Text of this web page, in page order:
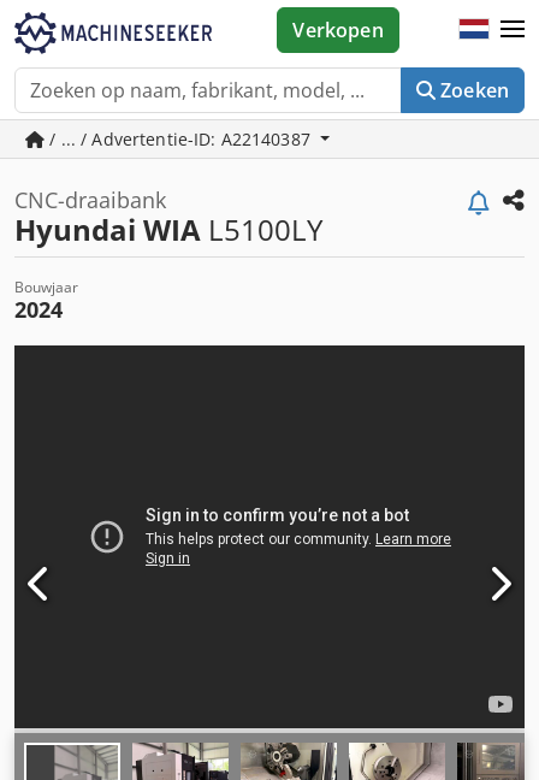
Zoeken
Verkopen
/ ... / Advertentie-ID: A22140387
CNC-draaibank
Hyundai WIA L5100LY
Bouwjaar
2024